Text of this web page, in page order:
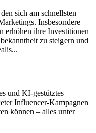
sich am schnellsten
Insbesondere
erhöhen ihre Investitionen
zu steigern und
und KI-gestütztes
Influencer-Kampagnen
können – alles unter